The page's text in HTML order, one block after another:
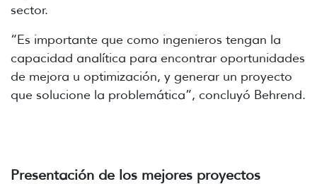
sector.
“Es importante que como ingenieros tengan la
capacidad analítica para encontrar oportunidades
de mejora u optimización, y generar un proyecto
que solucione la problemática”, concluyó Behrend.
Presentación de los mejores proyectos